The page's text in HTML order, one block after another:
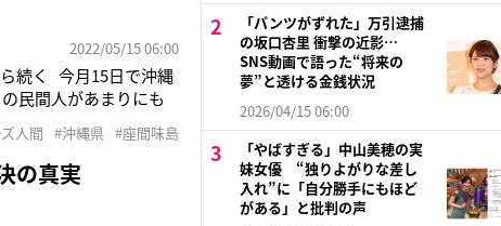
2022/05/15 06:00
続く 今月15日で沖縄
民間人があまりにも
人間 #沖縄県 #座間味島
の真実
「パンツがずれた」万引逮捕
の坂口杏里 衝撃の近影…
SNS動画で語った“将来の
夢”と透ける金銭状況
2026/04/15 06:00
「やばすぎる」中山美穂の実
妹女優 “独りよがりな差し
入れ”に「自分勝手にもほど
がある」と批判の声